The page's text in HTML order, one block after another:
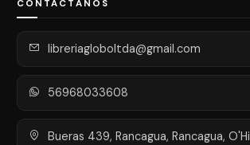
CONTÁCTANOS
libreriagloboltda@gmail.com
56968033608
Bueras 439, Rancagua, Rancagua,